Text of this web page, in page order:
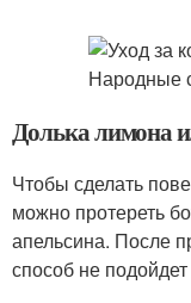
Долька лимона
Чтобы сделать
можно протереть
апельсина. После
способ не